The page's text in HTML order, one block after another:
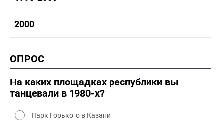
1980-1990 культура
1990-2000 культура
2000
2000 промышленность
2000 культура
ОПРОС
На каких площадках республики вы
танцевали в 1980-х?
Парк Горького в Казани